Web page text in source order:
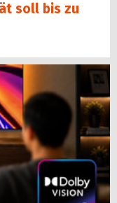
soll bis zu